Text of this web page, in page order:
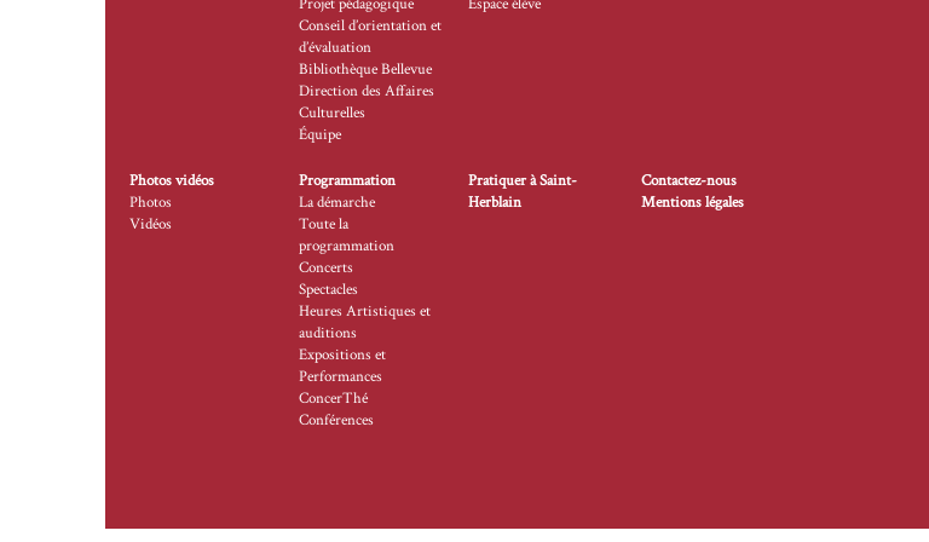
Conseil d’orientation et
d’évaluation
Bibliothèque Bellevue
Direction des Affaires
Culturelles
Équipe
Photos vidéos
Photos
Vidéos
Programmation
La démarche
Toute la
programmation
Concerts
Spectacles
Heures Artistiques et
auditions
Expositions et
Performances
ConcerThé
Conférences
Pratiquer à Saint-
Herblain
Contactez-nous
Mentions légales